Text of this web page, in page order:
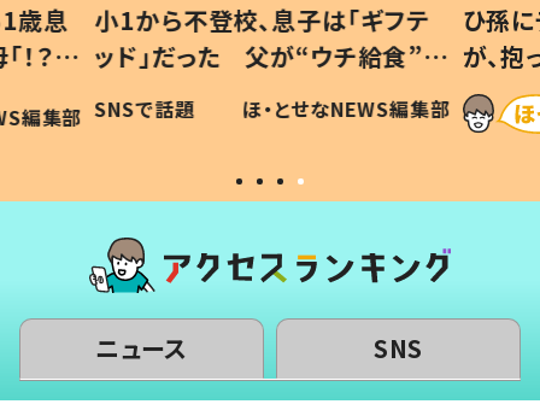
歳息
？」
編集部
小1から不登校、息子は「ギフテ
ッド」だった 父が“ウチ給食”を
作り続ける理由とは #令和の親
#令和の子
SNSで話題 ほ・とせなNEWS編集部
ひ孫
が、
「涙が
い」
ニュース SNS